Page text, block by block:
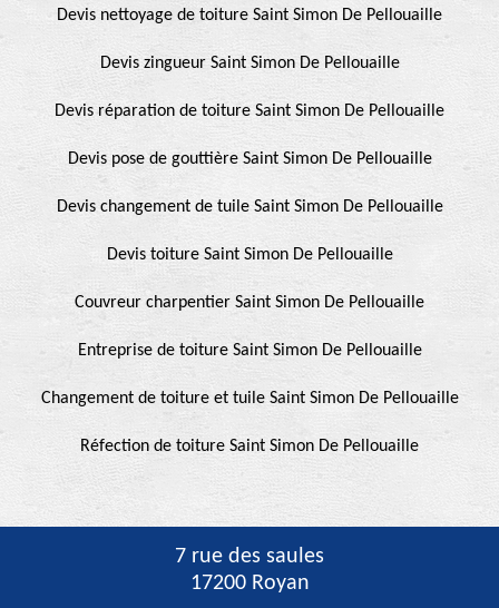
Devis nettoyage de toiture Saint Simon De Pellouaille
Devis zingueur Saint Simon De Pellouaille
Devis réparation de toiture Saint Simon De Pellouaille
Devis pose de gouttière Saint Simon De Pellouaille
Devis changement de tuile Saint Simon De Pellouaille
Devis toiture Saint Simon De Pellouaille
Couvreur charpentier Saint Simon De Pellouaille
Entreprise de toiture Saint Simon De Pellouaille
Changement de toiture et tuile Saint Simon De Pellouaille
Réfection de toiture Saint Simon De Pellouaille
7 rue des saules
17200 Royan